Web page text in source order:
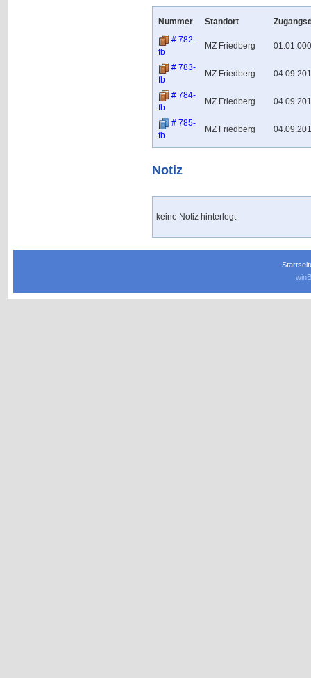
Nummer Standort
# 782-
fb
MZ Friedberg
# 783-
fb
MZ Friedberg
# 784-
fb
MZ Friedberg
# 785-
fb
MZ Friedberg
Notiz
keine Notiz hinterlegt